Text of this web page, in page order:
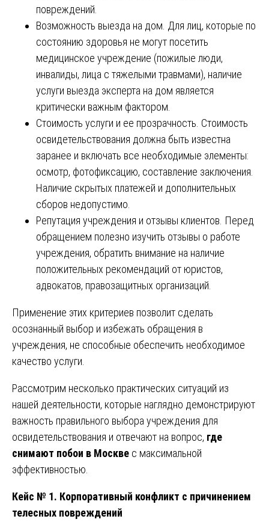
повреждений.
Возможность выезда на дом. Для лиц, которые по
состоянию здоровья не могут посетить
медицинское учреждение (пожилые люди,
инвалиды, лица с тяжелыми травмами), наличие
услуги выезда эксперта на дом является
критически важным фактором.
Стоимость услуги и ее прозрачность. Стоимость
освидетельствования должна быть известна
заранее и включать все необходимые элементы:
осмотр, фотофиксацию, составление заключения.
Наличие скрытых платежей и дополнительных
сборов недопустимо.
Репутация учреждения и отзывы клиентов. Перед
обращением полезно изучить отзывы о работе
учреждения, обратить внимание на наличие
положительных рекомендаций от юристов,
адвокатов, правозащитных организаций.
Применение этих критериев позволит сделать
осознанный выбор и избежать обращения в
учреждения, не способные обеспечить необходимое
качество услуги.
Рассмотрим несколько практических ситуаций из
нашей деятельности, которые наглядно демонстрируют
важность правильного выбора учреждения для
освидетельствования и отвечают на вопрос, где
снимают побои в Москве с максимальной
эффективностью.
Кейс № 1. Корпоративный конфликт с причинением
телесных повреждений